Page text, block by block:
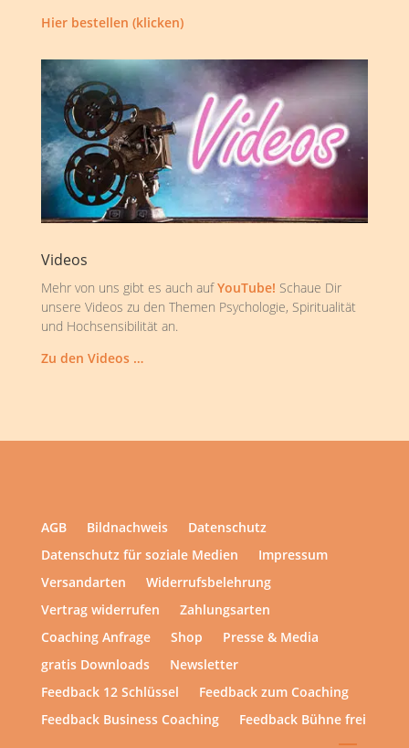
Hier bestellen (klicken)
Videos
Mehr von uns gibt es auch aufYouTube! Schaue Dir
unsere Videos zu den Themen Psychologie, Spiritualität
und Hochsensibilität an.
Zu den Videos …
AGB Bildnachweis
Datenschutz
Datenschutz für soziale Medien
Impressum
Versandarten
Widerrufsbelehrung
Vertrag widerrufen
Zahlungsarten
Coaching Anfrage
Shop
Presse & Media
gratis Downloads
Newsletter
Feedback 12 Schlüssel
Feedback zum Coaching
Feedback Business Coaching
Feedback Bühne frei